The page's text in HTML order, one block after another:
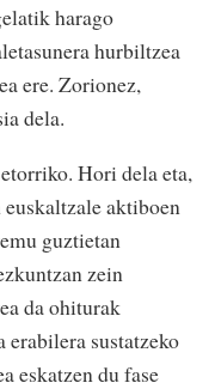
harago
hurbiltzea
ere. Zorionez,
dela.
Hori dela eta,
aktiboen
guztietan
zein
da ohiturak
erabilera sustatzeko
eskatzen du fase